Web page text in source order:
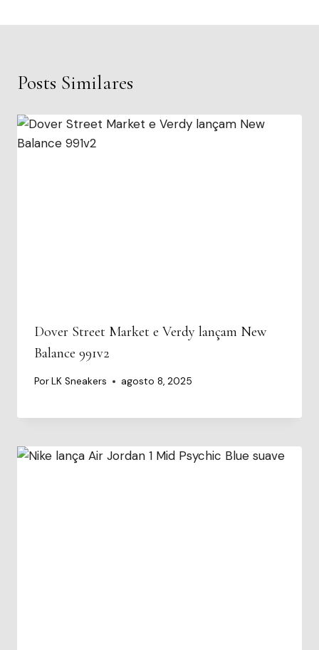
Posts Similares
Dover Street Market e Verdy lançam New
Balance 991v2
PorLK Sneakers agosto 8, 2025